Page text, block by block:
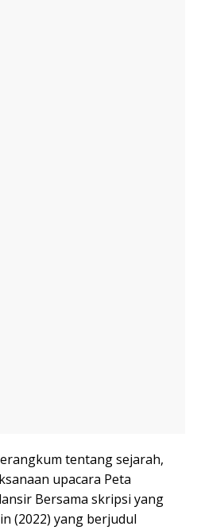
tentang sejarah,
upacara Peta
Bersama skripsi yang
(2022) yang berjudul